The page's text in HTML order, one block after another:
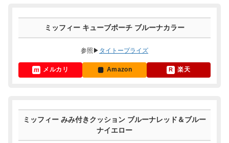
ミッフィー キューブポーチ ブルーナカラー
参照▶ タイトープライズ
メルカリ Amazon 楽天
ミッフィー みみ付きクッション ブルーナレッド＆ブルー
ナイエロー